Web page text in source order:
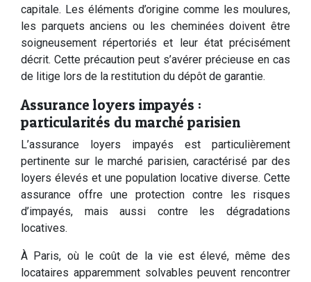
capitale. Les éléments d’origine comme les moulures,
les parquets anciens ou les cheminées doivent être
soigneusement répertoriés et leur état précisément
décrit. Cette précaution peut s’avérer précieuse en cas
de litige lors de la restitution du dépôt de garantie.
Assurance loyers impayés :
particularités du marché parisien
L’assurance loyers impayés est particulièrement
pertinente sur le marché parisien, caractérisé par des
loyers élevés et une population locative diverse. Cette
assurance offre une protection contre les risques
d’impayés, mais aussi contre les dégradations
locatives.
À Paris, où le coût de la vie est élevé, même des
locataires apparemment solvables peuvent rencontrer